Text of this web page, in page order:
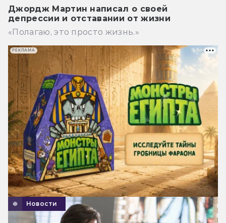
Джордж Мартин написал о своей
депрессии и отставании от жизни
«Полагаю, это просто жизнь.»
Новости
РЕКЛАМА